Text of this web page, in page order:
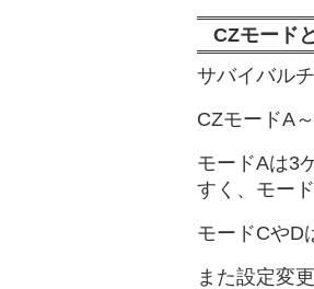
CZモード
サバイバル
CZモードA
モードAは3
すく、モー
モードCやD
また設定変